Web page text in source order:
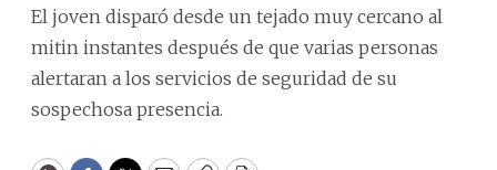
El joven disparó desde un tejado muy cercano al
mitin instantes después de que varias personas
alertaran a los servicios de seguridad de su
sospechosa presencia.